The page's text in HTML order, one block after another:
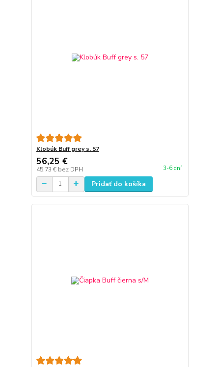
Klobúk Buff grey s. 57
56,25 €
45,73 € bez DPH 3-6 dní
Pridať do košíka